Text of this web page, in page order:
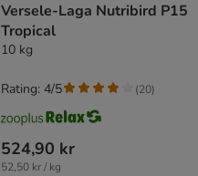
Versele-Laga Nutribird P15
Tropical
10 kg
524,90 kr
52,50 kr / kg
Rating: 4/5 (20)